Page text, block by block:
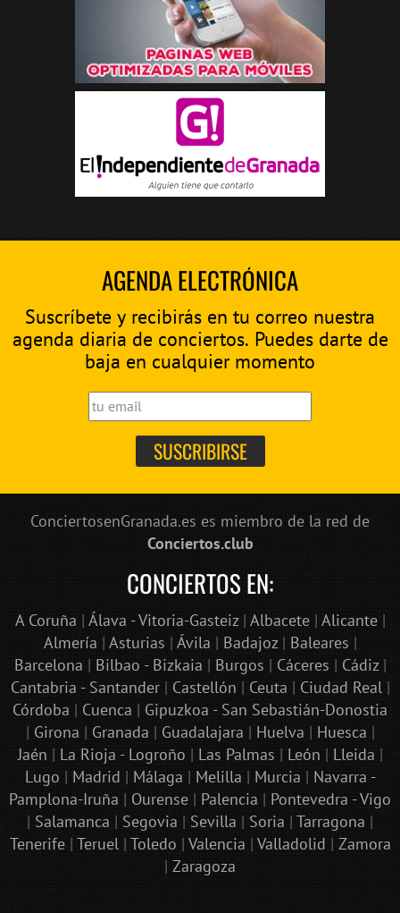
AGENDA ELECTRÓNICA
Suscríbete y recibirás en tu correo nuestra
agenda diaria de conciertos. Puedes darte de
baja en cualquier momento
ConciertosenGranada.es es miembro de la red de
Conciertos.club
CONCIERTOS EN:
A Coruña | Álava - Vitoria-Gasteiz| Albacete| Alicante|
Almería | Asturias | Ávila | Badajoz| Baleares |
Barcelona | Bilbao - Bizkaia | Burgos | Cáceres | Cádiz|
Cantabria - Santander| Castellón | Ceuta | Ciudad Real|
Córdoba | Cuenca | Gipuzkoa - San Sebastián-Donostia
| Girona | Granada | Guadalajara | Huelva | Huesca |
Jaén | La Rioja - Logroño | Las Palmas | León | Lleida |
Lugo | Madrid | Málaga | Melilla | Murcia | Navarra -
Pamplona-Iruña | Ourense | Palencia | Pontevedra - Vigo
| Salamanca | Segovia | Sevilla | Soria | Tarragona |
Tenerife| Teruel| Toledo | Valencia | Valladolid | Zamora
| Zaragoza